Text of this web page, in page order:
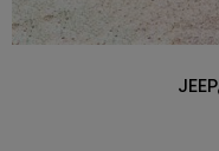
JEEP